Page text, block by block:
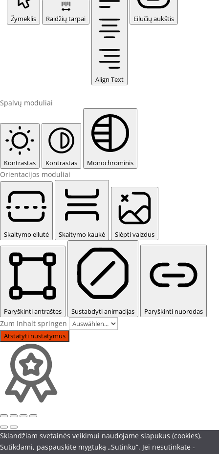
Žymeklis Raidžių tarpai
Align Text
Eilučių aukštis
Spalvų moduliai
Kontrastas Kontrastas Monochrominis
Orientacijos moduliai
Skaitymo eilutė Skaitymo kaukė Slėpti vaizdus
Paryškinti antraštes Sustabdyti animacijas Paryškinti nuorodas
Zum Inhalt springen
Atstatyti nustatymus
Sklandžiam svetainės veikimui naudojame slapukus (cookies).
Sutikdami, paspauskite mygtuką „Sutinku“. Jei nesutinkate -